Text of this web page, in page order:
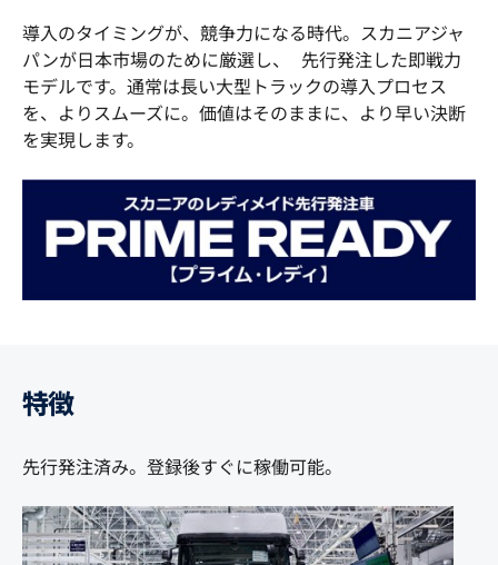
導入のタイミングが、競争力になる時代。スカニアジャ
パンが日本市場のために厳選し、 先行発注した即戦力
モデルです。通常は長い大型トラックの導入プロセス
を、よりスムーズに。価値はそのままに、より早い決断
を実現します。
特徴
先行発注済み。登録後すぐに稼働可能。